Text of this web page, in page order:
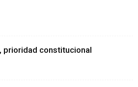
prioridad constitucional